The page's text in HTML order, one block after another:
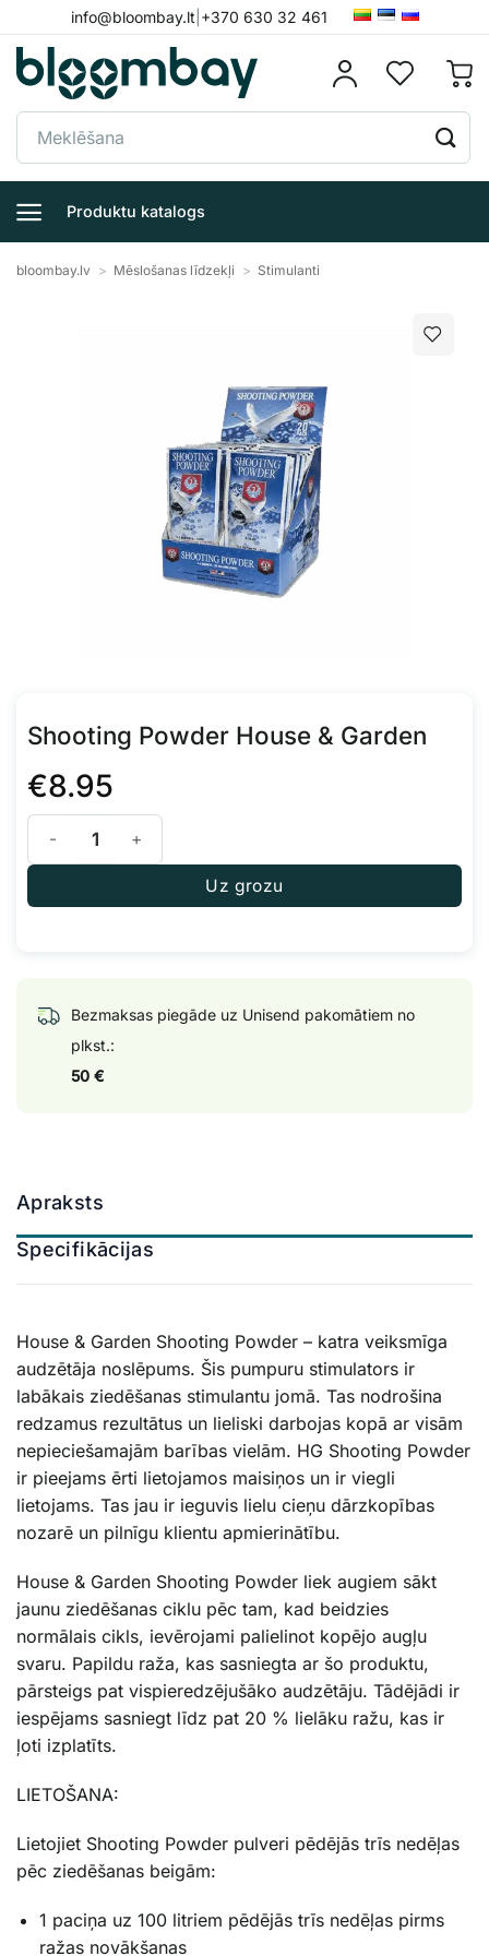
to
content
info@bloombay.lt +370 630 32 461
Meklēt:
Produktu katalogs
bloombay.lv > Mēslošanas līdzekļi > Stimulanti
Shooting Powder House & Garden
€8.95
Shooting Powder House & Garden daudzums
Uz grozu
Bezmaksas piegāde uz Unisend pakomātiem no
plkst.:
50 €
Apraksts
Specifikācijas
House & Garden Shooting Powder – katra veiksmīga
audzētāja noslēpums. Šis pumpuru stimulators ir
labākais ziedēšanas stimulantu jomā. Tas nodrošina
redzamus rezultātus un lieliski darbojas kopā ar visām
nepieciešamajām barības vielām. HG Shooting Powder
ir pieejams ērti lietojamos maisiņos un ir viegli
lietojams. Tas jau ir ieguvis lielu cieņu dārzkopības
nozarē un pilnīgu klientu apmierinātību.
House & Garden Shooting Powder liek augiem sākt
jaunu ziedēšanas ciklu pēc tam, kad beidzies
normālais cikls, ievērojami palielinot kopējo augļu
svaru. Papildu raža, kas sasniegta ar šo produktu,
pārsteigs pat vispieredzējušāko audzētāju. Tādējādi ir
iespējams sasniegt līdz pat 20 % lielāku ražu, kas ir
ļoti izplatīts.
LIETOŠANA:
Lietojiet Shooting Powder pulveri pēdējās trīs nedēļas
pēc ziedēšanas beigām:
1 paciņa uz 100 litriem pēdējās trīs nedēļas pirms
ražas novākšanas